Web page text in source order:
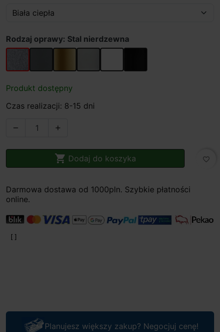
Rodzaj oprawy: Stal nierdzewna
Stal nierdzewna
Grafit Stare złotoAluminium
Biały Czarny
Produkt dostępny
Czas realizacji: 8-15 dni
 
 Dodaj do koszyka favorite_border
Darmowa dostawa od 1000pln. Szybkie płatności
online.
Planujesz większy zakup? Negocjuj cenę!